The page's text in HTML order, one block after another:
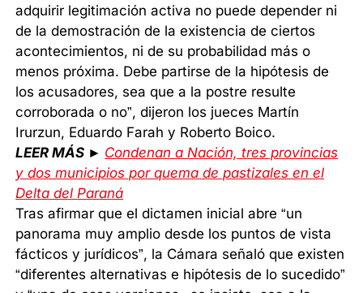
adquirir legitimación activa no puede depender ni
de la demostración de la existencia de ciertos
acontecimientos, ni de su probabilidad más o
menos próxima. Debe partirse de la hipótesis de
los acusadores, sea que a la postre resulte
corroborada o no”, dijeron los jueces Martín
Irurzun, Eduardo Farah y Roberto Boico.
LEER MÁS ► Condenan a Nación, tres provincias
y dos municipios por quema de pastizales en el
Delta del Paraná
Tras afirmar que el dictamen inicial abre “un
panorama muy amplio desde los puntos de vista
fácticos y jurídicos”, la Cámara señaló que existen
“diferentes alternativas e hipótesis de lo sucedido”